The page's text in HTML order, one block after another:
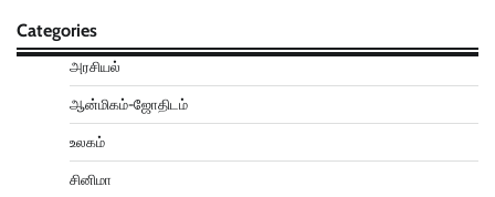
Categories
அரசியல்
ஆன்மிகம்-ஜோதிடம்
உலகம்
சினிமா